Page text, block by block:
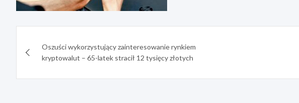
wpisuOszuści wykorzystujący zainteresowanie rynkiem
kryptowalut – 65-latek stracił 12 tysięcy złotych